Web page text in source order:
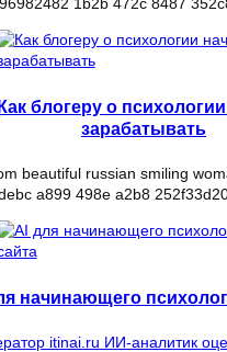
блогеру о
зарабатывать
начинающего
itinai.ru ИИ-аналитик